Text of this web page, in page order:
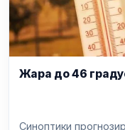
Жара до 46
Синоптики